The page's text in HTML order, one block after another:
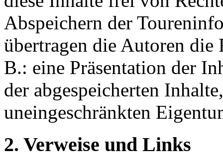
Abspeichern der
übertragen die Autoren die
B.: eine Präsentation der
der abgespeicherten
uneingeschränkten
2. Verweise und Links